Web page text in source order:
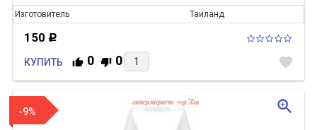
Изготовитель Таиланд
150 Р
КУПИТЬ 0 0 favorite
-9% zoom_in